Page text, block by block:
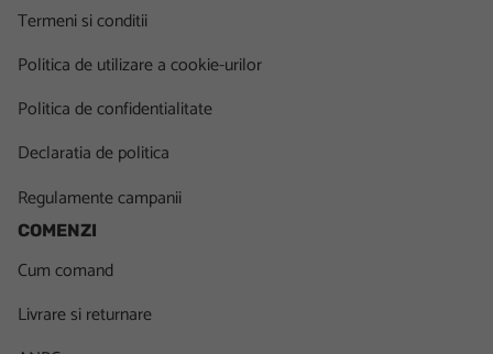
Termeni si conditii
Politica de utilizare a cookie-urilor
Politica de confidentialitate
Declaratia de politica
Regulamente campanii
COMENZI
Cum comand
Livrare si returnare